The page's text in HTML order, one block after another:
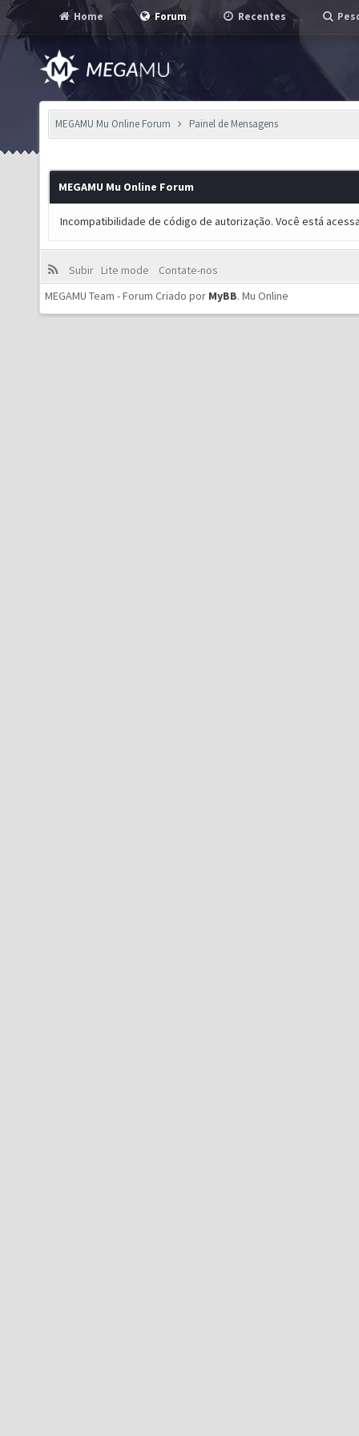
Home Forum Recentes
MEGAMU Mu Online Forum Painel de Mensagens
MEGAMU Mu Online Forum
Incompatibilidade de código de autorização. Você está
Subir Lite mode
Contate-nos
MEGAMU Team - Forum Criado por MyBB. Mu Online